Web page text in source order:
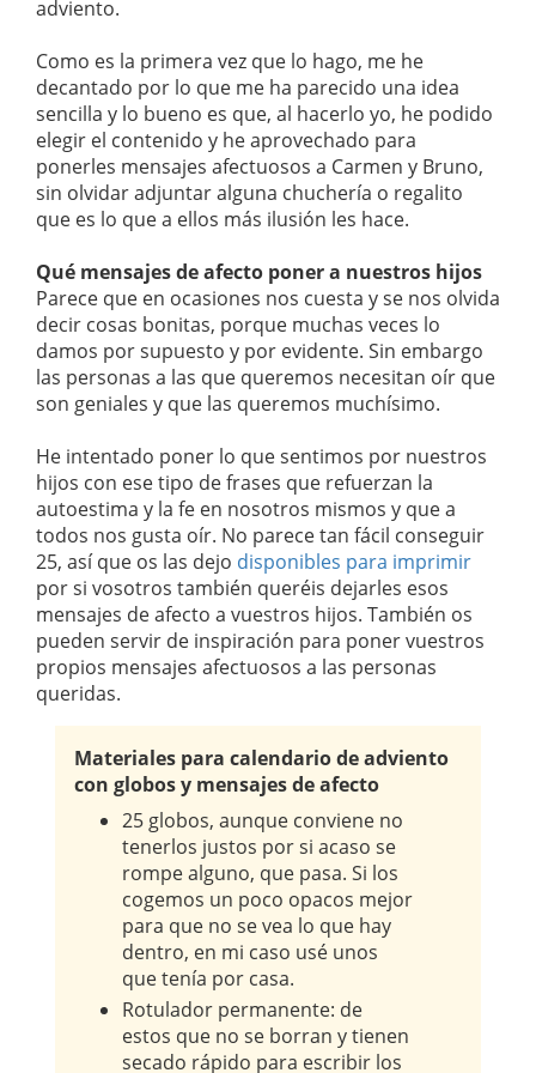
adviento.
Como es la primera vez que lo hago, me he
decantado por lo que me ha parecido una idea
sencilla y lo bueno es que, al hacerlo yo, he podido
elegir el contenido y he aprovechado para
ponerles mensajes afectuosos a Carmen y Bruno,
sin olvidar adjuntar alguna chuchería o regalito
que es lo que a ellos más ilusión les hace.
Qué mensajes de afecto poner a nuestros hijos
Parece que en ocasiones nos cuesta y se nos olvida
decir cosas bonitas, porque muchas veces lo
damos por supuesto y por evidente. Sin embargo
las personas a las que queremos necesitan oír que
son geniales y que las queremos muchísimo.
He intentado poner lo que sentimos por nuestros
hijos con ese tipo de frases que refuerzan la
autoestima y la fe en nosotros mismos y que a
todos nos gusta oír. No parece tan fácil conseguir
25, así que os las dejo disponibles para imprimir
por si vosotros también queréis dejarles esos
mensajes de afecto a vuestros hijos. También os
pueden servir de inspiración para poner vuestros
propios mensajes afectuosos a las personas
queridas.
Materiales para calendario de adviento
con globos y mensajes de afecto
25 globos, aunque conviene no
tenerlos justos por si acaso se
rompe alguno, que pasa. Si los
cogemos un poco opacos mejor
para que no se vea lo que hay
dentro, en mi caso usé unos
que tenía por casa.
Rotulador permanente: de
estos que no se borran y tienen
secado rápido para escribir los